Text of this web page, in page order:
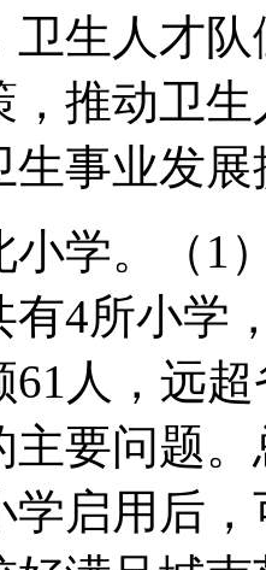
卫生人才
，推动卫
生事业发
小学。（1
4所小学
人，远
主要问题
学启用后